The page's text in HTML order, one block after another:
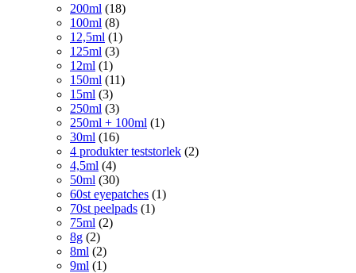
200ml (18)
100ml (8)
12,5ml (1)
125ml (3)
12ml (1)
150ml (11)
15ml (3)
250ml (3)
250ml + 100ml (1)
30ml (16)
4 produkter teststorlek (2)
4,5ml (4)
50ml (30)
60st eyepatches (1)
70st peelpads (1)
75ml (2)
8g (2)
8ml (2)
9ml (1)